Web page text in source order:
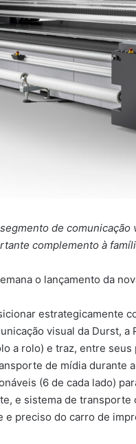
de
complemento à
o lançamento da
estrategicamente
visual da Durst,
a rolo) e traz, entre
de mídia durante
(6 de cada lado)
e sistema de
e preciso do carro de